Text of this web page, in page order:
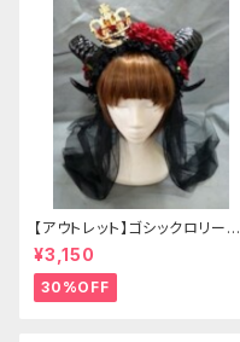
【アウトレット】ゴシックロリータ
ゴールドクラウン＆ホーン(ヴェ
ール付き)
¥3,150
30%OFF